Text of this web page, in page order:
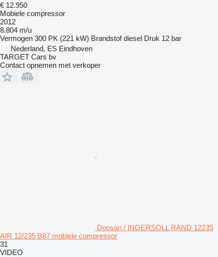
€ 12.950
Mobiele compressor
2012
8.804 m/u
Vermogen 300 PK (221 kW) Brandstof diesel Druk 12 bar
Nederland, ES Eindhoven
TARGET Cars bv
Contact opnemen met verkoper
Doosan / INGERSOLL RAND 12235
AIR 12/235 B87 mobiele compressor
31
VIDEO